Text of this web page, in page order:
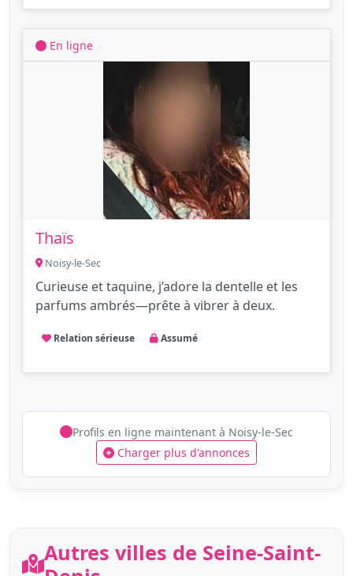
En ligne
Thaïs
Noisy-le-Sec
Curieuse et taquine, j’adore la dentelle et les
parfums ambrés—prête à vibrer à deux.
Relation sérieuse Assumé
Profils en ligne maintenant à Noisy-le-Sec
Charger plus d'annonces
Autres villes de Seine-Saint-